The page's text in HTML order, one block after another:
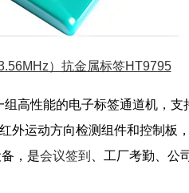
）抗金属标签HT9795
高性能的电子标签通道机，
外运动方向检测组件和控制板
，是会议签到 、工厂考勤、公